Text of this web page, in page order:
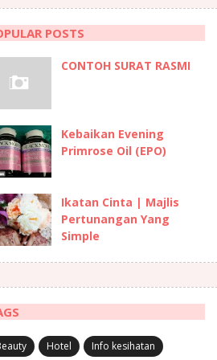
POSTS
CONTOH SURAT RASMI
Kebaikan Evening
Primrose Oil (EPO)
Ikatan Cinta | Majlis
Pertunangan Yang
Simple
Hotel Info kesihatan